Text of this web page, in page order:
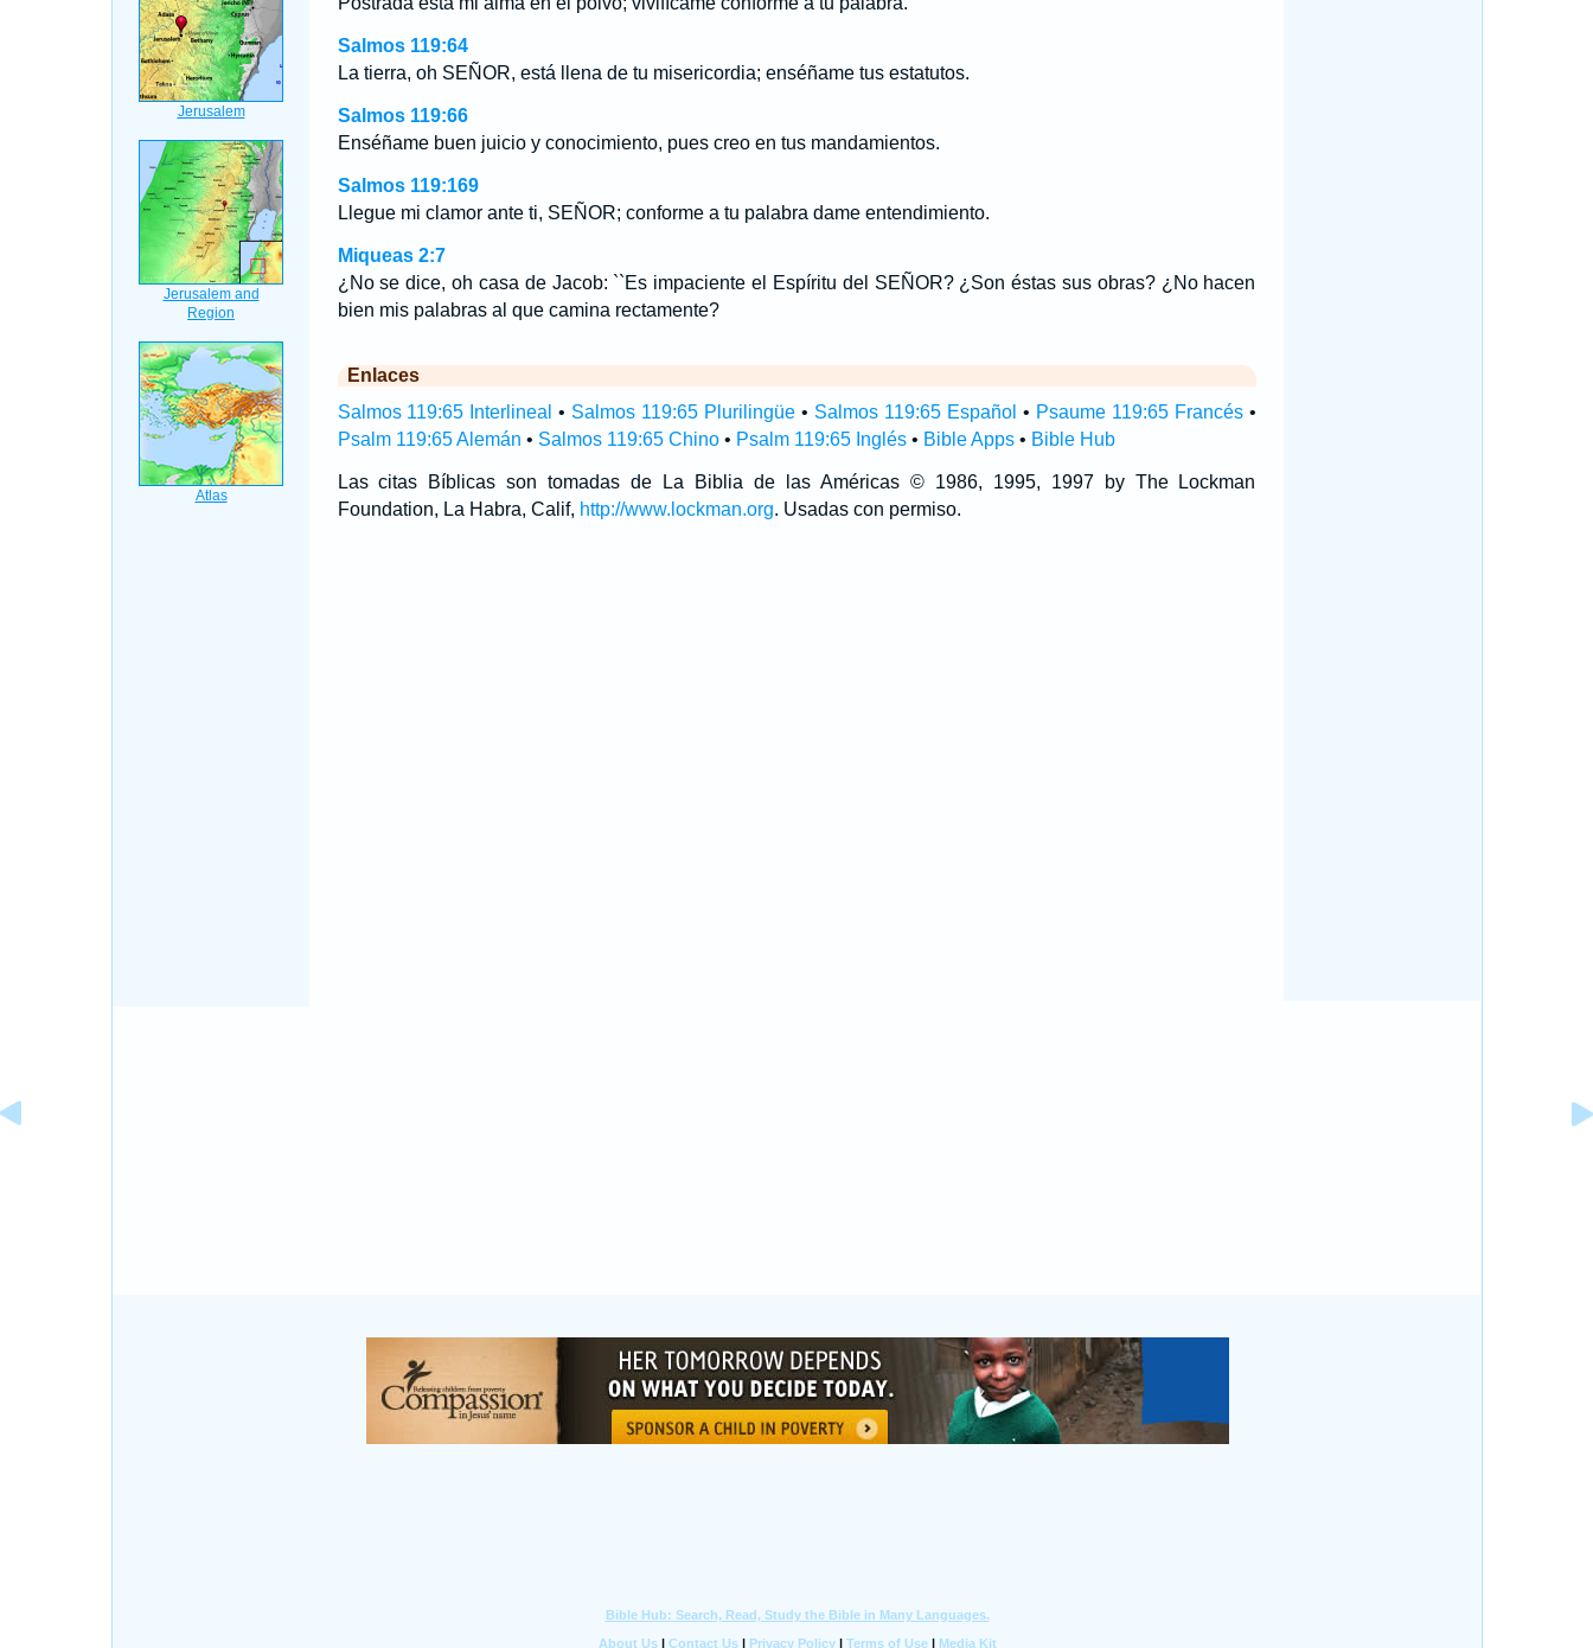
Salmos 119:64
La tierra, oh SEÑOR, está llena de tu misericordia; enséñame tus estatutos.
Salmos 119:66
Enséñame buen juicio y conocimiento, pues creo en tus mandamientos.
Salmos 119:169
Llegue mi clamor ante ti, SEÑOR; conforme a tu palabra dame entendimiento.
Miqueas 2:7
¿No se dice, oh casa de Jacob: ``Es impaciente el Espíritu del SEÑOR? ¿Son éstas sus obras? ¿No hacen
bien mis palabras al que camina rectamente?
Enlaces
Salmos 119:65 Interlineal • Salmos 119:65 Plurilingüe • Salmos 119:65 Español • Psaume 119:65 Francés•
Psalm 119:65 Alemán • Salmos 119:65 Chino• Psalm 119:65 Inglés• Bible Apps• Bible Hub
Las citas Bíblicas son tomadas de La Biblia de las Américas © 1986, 1995, 1997 by The Lockman
Foundation, La Habra, Calif, http://www.lockman.org. Usadas con permiso.